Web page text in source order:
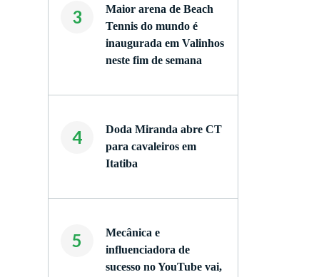
3
Maior arena de Beach
Tennis do mundo é
inaugurada em Valinhos
neste fim de semana
4
Doda Miranda abre CT
para cavaleiros em
Itatiba
5
Mecânica e
influenciadora de
sucesso no YouTube vai,